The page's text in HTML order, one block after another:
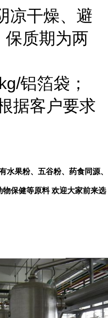
凉干燥、避
保质期为两
铝箔袋；
据客户要求
水果粉、五谷粉、药食同源、
保健等原料 欢迎大家前来选